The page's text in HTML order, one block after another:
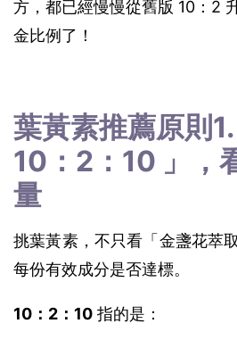
方，都已經慢慢從舊版 10：2
金比例了！
葉黃素推薦原則
10：2：10 」，
量
挑葉黃素，不只看「金盞花萃
每份有效成分是否達標。
10：2：10 指的是：